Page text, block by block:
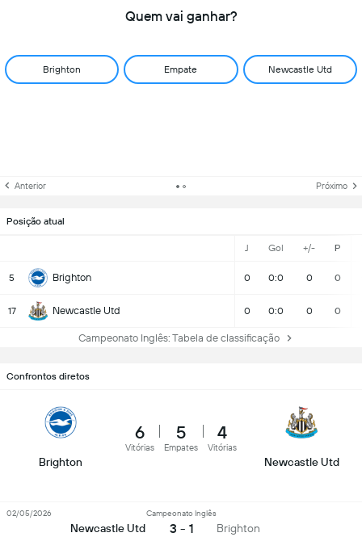
Quem vai ganhar?
Brighton Empate Newcastle Utd
Anterior Próximo
Posição atual
J Gol +/- P
5 Brighton 0 0:0 0 0
17 Newcastle Utd 0 0:0 0 0
Campeonato Inglês: Tabela de classificação
Confrontos diretos
Brighton
6
Vitórias
5
Empates
4
Vitórias
Newcastle Utd
Newcastle Utd
Campeonato Inglês
3 - 1 Brighton
02/05/2026